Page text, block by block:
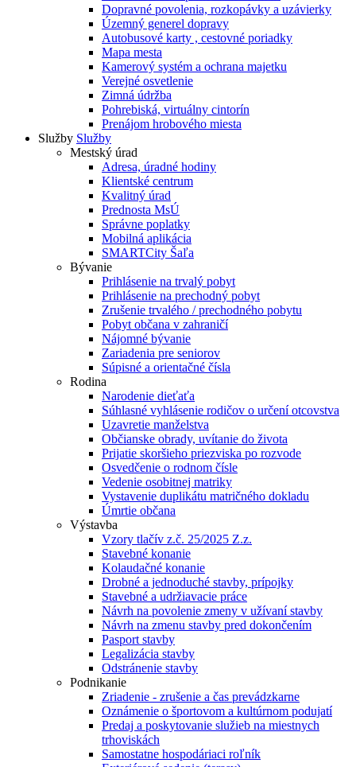
Dopravné povolenia, rozkopávky a uzávierky
Územný generel dopravy
Autobusové karty , cestovné poriadky
Mapa mesta
Kamerový systém a ochrana majetku
Verejné osvetlenie
Zimná údržba
Pohrebiská, virtuálny cintorín
Prenájom hrobového miesta
Služby Služby
Mestský úrad
Adresa, úradné hodiny
Klientské centrum
Kvalitný úrad
Prednosta MsÚ
Správne poplatky
Mobilná aplikácia
SMARTCity Šaľa
Bývanie
Prihlásenie na trvalý pobyt
Prihlásenie na prechodný pobyt
Zrušenie trvalého / prechodného pobytu
Pobyt občana v zahraničí
Nájomné bývanie
Zariadenia pre seniorov
Súpisné a orientačné čísla
Rodina
Narodenie dieťaťa
Súhlasné vyhlásenie rodičov o určení otcovstva
Uzavretie manželstva
Občianske obrady, uvítanie do života
Prijatie skoršieho priezviska po rozvode
Osvedčenie o rodnom čísle
Vedenie osobitnej matriky
Vystavenie duplikátu matričného dokladu
Úmrtie občana
Výstavba
Vzory tlačív z.č. 25/2025 Z.z.
Stavebné konanie
Kolaudačné konanie
Drobné a jednoduché stavby, prípojky
Stavebné a udržiavacie práce
Návrh na povolenie zmeny v užívaní stavby
Návrh na zmenu stavby pred dokončením
Pasport stavby
Legalizácia stavby
Odstránenie stavby
Podnikanie
Zriadenie - zrušenie a čas prevádzkarne
Oznámenie o športovom a kultúrnom podujatí
Predaj a poskytovanie služieb na miestnych
trhoviskách
Samostatne hospodáriaci roľník